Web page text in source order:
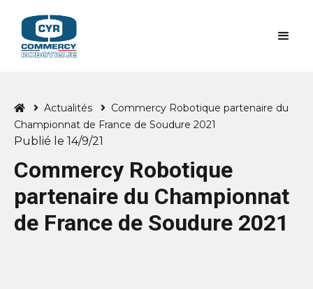
  Actualités 
Commercy Robotique partenaire du
Championnat de France de Soudure 2021
Publié le 14/9/21
Commercy Robotique
partenaire du Championnat
de France de Soudure 2021